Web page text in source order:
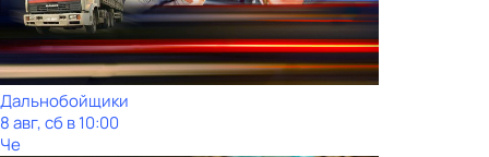
Дальнобойщики
8 авг, сб в 10:00
Че